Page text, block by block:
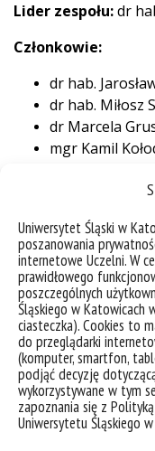
Uniwersytet Śląski w
poszanowania
internetowe Uczelni. W
prawidłowego
poszczególnych
Śląskiego w Katowicach
ciasteczka). Cookies to
do przeglądarki
(komputer, smartfon,
podjąć decyzję
wykorzystywane w tym
zapoznania się z
Uniwersytetu Śląskiego
Lider zespołu:dr
Członkowie:
dr hab.
dr hab. Miłosz
dr Marcela
mgr Kamil
deklaracja dostępności
mapa strony